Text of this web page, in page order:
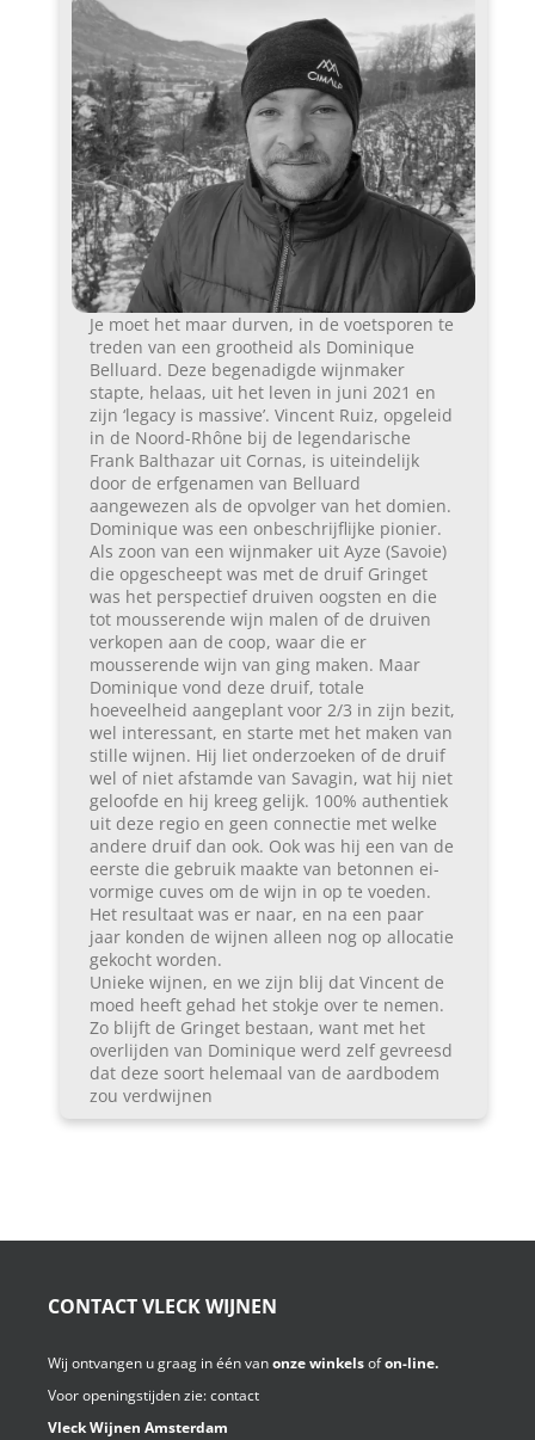
Je moet het maar durven, in de voetsporen te
treden van een grootheid als Dominique
Belluard. Deze begenadigde wijnmaker
stapte, helaas, uit het leven in juni 2021 en
zijn ‘legacy is massive’. Vincent Ruiz, opgeleid
in de Noord-Rhône bij de legendarische
Frank Balthazar uit Cornas, is uiteindelijk
door de erfgenamen van Belluard
aangewezen als de opvolger van het domien.
Dominique was een onbeschrijflijke pionier.
Als zoon van een wijnmaker uit Ayze (Savoie)
die opgescheept was met de druif Gringet
was het perspectief druiven oogsten en die
tot mousserende wijn malen of de druiven
verkopen aan de coop, waar die er
mousserende wijn van ging maken. Maar
Dominique vond deze druif, totale
hoeveelheid aangeplant voor 2/3 in zijn bezit,
wel interessant, en starte met het maken van
stille wijnen. Hij liet onderzoeken of de druif
wel of niet afstamde van Savagin, wat hij niet
geloofde en hij kreeg gelijk. 100% authentiek
uit deze regio en geen connectie met welke
andere druif dan ook. Ook was hij een van de
eerste die gebruik maakte van betonnen ei-
vormige cuves om de wijn in op te voeden.
Het resultaat was er naar, en na een paar
jaar konden de wijnen alleen nog op allocatie
gekocht worden.
Unieke wijnen, en we zijn blij dat Vincent de
moed heeft gehad het stokje over te nemen.
Zo blijft de Gringet bestaan, want met het
overlijden van Dominique werd zelf gevreesd
dat deze soort helemaal van de aardbodem
zou verdwijnen
CONTACT VLECK WIJNEN
Wij ontvangen u graag in één vanonze winkelsofon-line.
Voor openingstijden zie:contact
Vleck Wijnen Amsterdam